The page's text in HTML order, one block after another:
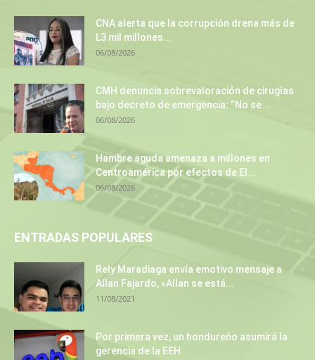
CNA alerta que la corrupción drena más de
L3 mil millones...
06/08/2026
CMH denuncia sobrevaloración de cirugías
bajo decreto de emergencia: “No se...
06/08/2026
Hambre aguda amenaza a millones en
Centroamérica por efectos de El...
06/08/2026
ENTRADAS POPULARES
Rely Maradiaga envía emotivo mensaje a
Allan Fajardo, «Allan se está...
11/08/2021
Por primera vez, un hondureño asumirá la
gerencia de la EEH